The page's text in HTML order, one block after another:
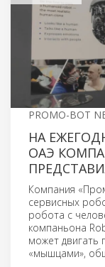
PROMO-BOT
НА
ОАЭ
Компания
сервисных
робота с
компаньона
может двигать
«мышцами»,